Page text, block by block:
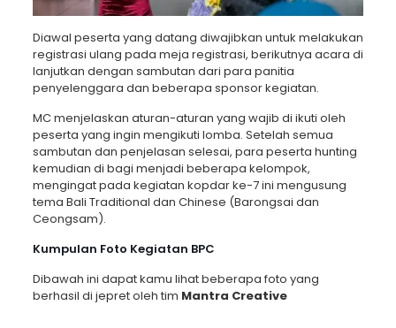
Diawal peserta yang datang diwajibkan untuk melakukan
registrasi ulang pada meja registrasi, berikutnya acara di
lanjutkan dengan sambutan dari para panitia
penyelenggara dan beberapa sponsor kegiatan.
MC menjelaskan aturan-aturan yang wajib di ikuti oleh
peserta yang ingin mengikuti lomba. Setelah semua
sambutan dan penjelasan selesai, para peserta hunting
kemudian di bagi menjadi beberapa kelompok,
mengingat pada kegiatan kopdar ke-7 ini mengusung
tema Bali Traditional dan Chinese (Barongsai dan
Ceongsam).
Kumpulan Foto Kegiatan BPC
Dibawah ini dapat kamu lihat beberapa foto yang
berhasil di jepret oleh tim Mantra Creative